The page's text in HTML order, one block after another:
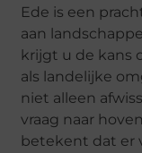
Ede is een
aan
krijgt u de kans
als landelijke
niet alleen
vraag naar
betekent dat er